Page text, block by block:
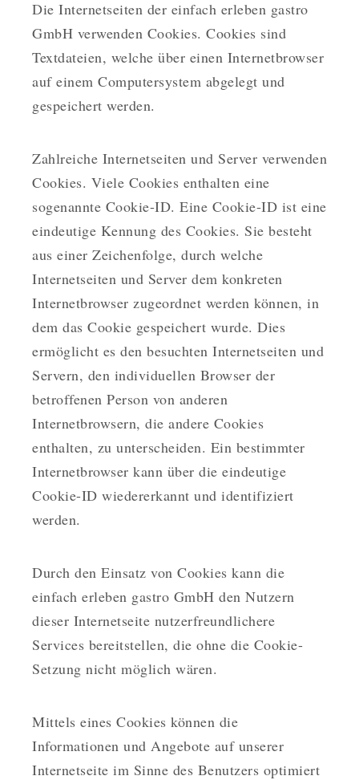
Die Internetseiten der einfach erleben gastro
GmbH verwenden Cookies. Cookies sind
Textdateien, welche über einen Internetbrowser
auf einem Computersystem abgelegt und
gespeichert werden.
Zahlreiche Internetseiten und Server verwenden
Cookies. Viele Cookies enthalten eine
sogenannte Cookie-ID. Eine Cookie-ID ist eine
eindeutige Kennung des Cookies. Sie besteht
aus einer Zeichenfolge, durch welche
Internetseiten und Server dem konkreten
Internetbrowser zugeordnet werden können, in
dem das Cookie gespeichert wurde. Dies
ermöglicht es den besuchten Internetseiten und
Servern, den individuellen Browser der
betroffenen Person von anderen
Internetbrowsern, die andere Cookies
enthalten, zu unterscheiden. Ein bestimmter
Internetbrowser kann über die eindeutige
Cookie-ID wiedererkannt und identifiziert
werden.
Durch den Einsatz von Cookies kann die
einfach erleben gastro GmbH den Nutzern
dieser Internetseite nutzerfreundlichere
Services bereitstellen, die ohne die Cookie-
Setzung nicht möglich wären.
Mittels eines Cookies können die
Informationen und Angebote auf unserer
Internetseite im Sinne des Benutzers optimiert